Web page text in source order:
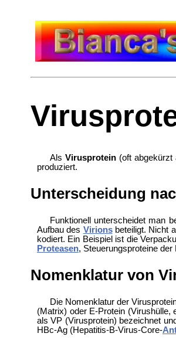
Als Virusprotein(oft
produziert.
Unterscheidung
Funktionell unterscheidet man
Aufbau des Virionsbeteiligt. Nicht
kodiert. Ein Beispiel ist die
Proteasen, Steuerungsproteine der
Nomenklatur von
Die Nomenklatur der
(Matrix) oder E-Protein (Virushülle,
als VP (Virusprotein) bezeichnet
HBc-Ag (Hepatitis-B-Virus-Core-